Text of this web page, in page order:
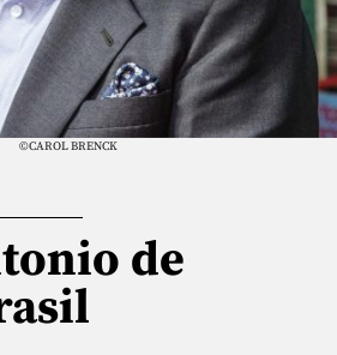
©CAROL BRENCK
de